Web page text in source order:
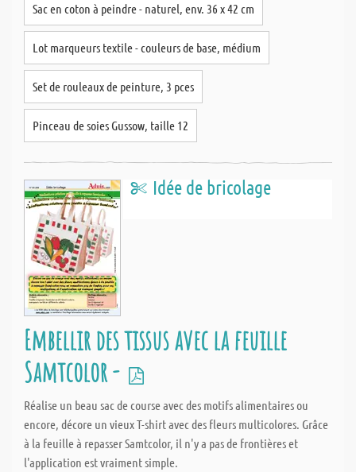
Sac en coton à peindre - naturel, env. 36 x 42 cm
Lot marqueurs textile - couleurs de base, médium
Set de rouleaux de peinture, 3 pces
Pinceau de soies Gussow, taille 12
Idée de bricolage
Embellir des tissus avec la feuille
Samtcolor -
Réalise un beau sac de course avec des motifs alimentaires ou
encore, décore un vieux T-shirt avec des fleurs multicolores. Grâce
à la feuille à repasser Samtcolor, il n'y a pas de frontières et
l'application est vraiment simple.